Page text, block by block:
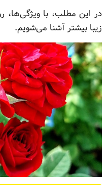
در این مطلب، با
زیبا بیشتر آشنا می‌شویم.